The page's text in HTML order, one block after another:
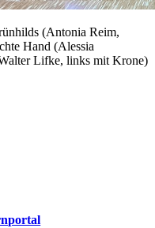
(Antonia Reim,
Hand (Alessia
Lifke, links mit Krone)